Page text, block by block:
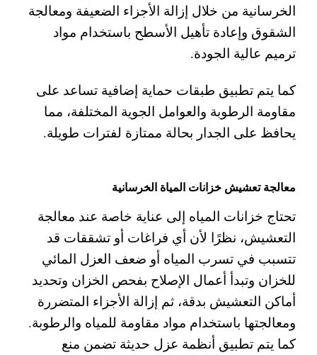
الخرسانية من خلال إزالة الأجزاء الضعيفة ومعالجة
الشقوق وإعادة تأهيل الأسطح باستخدام مواد
ترميم عالية الجودة.
كما يتم تطبيق طبقات حماية إضافية تساعد على
مقاومة الرطوبة والعوامل الجوية المختلفة، مما
يحافظ على الجدار بحالة ممتازة لفترات طويلة.
معالجة تعشيش خزانات المياة الخرسانية
تحتاج خزانات المياه إلى عناية خاصة عند معالجة
التعشيش، نظرًا لأن أي فراغات أو تشققات قد
تتسبب في تسرب المياه أو ضعف العزل المائي
للخزان وتبدأ أعمال الإصلاح بفحص الخزان وتحديد
أماكن التعشيش بدقة، ثم إزالة الأجزاء المتضررة
ومعالجتها باستخدام مواد مقاومة للمياه والرطوبة.
كما يتم تطبيق أنظمة عزل حديثة تضمن منع